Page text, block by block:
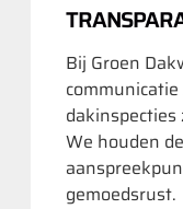
Bij Groen
We houden
gemoedsrust.